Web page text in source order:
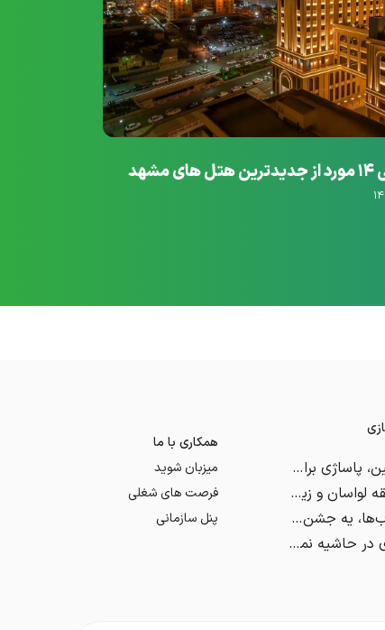
مشهد
مرکز خرید پلاتین، پاساژی برای برندهای لوکس
آشنایی با منطقه لواسان و زیبایی های اطراف آن
روز جهانی تالاب‌ها، یه جشن مرتبط با محیط‌ زیست
افتتاح بوم‌گردی در حاشیه نمایشگاه گردشگری تهران
همکاری با ما
میزبان شوید
فرصت های شغلی
پنل سازمانی